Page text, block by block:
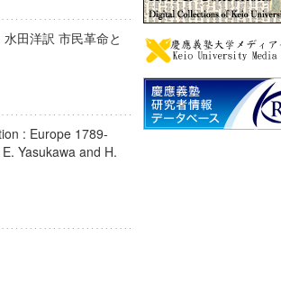
田洋訳 市民革命と
: Europe 1789-
Yasukawa and H.